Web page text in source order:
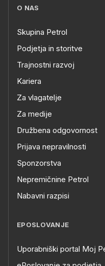
O NAS
Skupina Petrol
Podjetja in storitve
Trajnostni razvoj
Kariera
Za vlagatelje
Za medije
Družbena odgovornost
Prijava nepravilnosti
Sponzorstva
Nepremičnine Petrol
Nabavni razpisi
EPOSLOVANJE
Uporabniški portal Moj